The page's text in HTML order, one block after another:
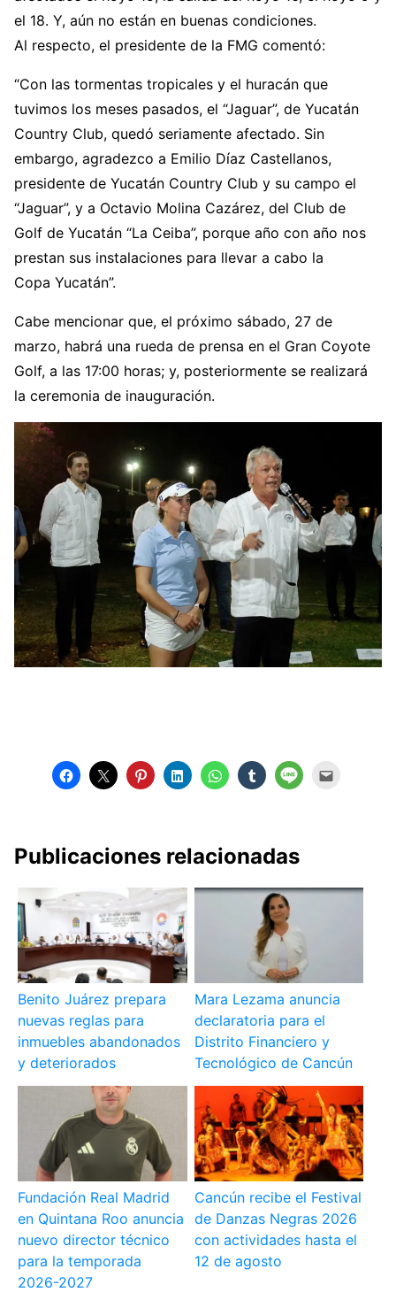
el 18. Y, aún no están en buenas condiciones.
Al respecto, el presidente de la FMG comentó:
“Con las tormentas tropicales y el huracán que
tuvimos los meses pasados, el “Jaguar”, de Yucatán
Country Club, quedó seriamente afectado. Sin
embargo, agradezco a Emilio Díaz Castellanos,
presidente de Yucatán Country Club y su campo el
“Jaguar”, y a Octavio Molina Cazárez, del Club de
Golf de Yucatán “La Ceiba”, porque año con año nos
prestan sus instalaciones para llevar a cabo la
Copa Yucatán”.
Cabe mencionar que, el próximo sábado, 27 de
marzo, habrá una rueda de prensa en el Gran Coyote
Golf, a las 17:00 horas; y, posteriormente se realizará
la ceremonia de inauguración.
Publicaciones relacionadas
Benito Juárez prepara
nuevas reglas para
inmuebles abandonados
y deteriorados
Mara Lezama anuncia
declaratoria para el
Distrito Financiero y
Tecnológico de Cancún
Fundación Real Madrid
en Quintana Roo anuncia
nuevo director técnico
para la temporada
2026-2027
Cancún recibe el Festival
de Danzas Negras 2026
con actividades hasta el
12 de agosto